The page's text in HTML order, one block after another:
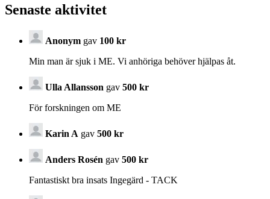
Senaste aktivitet
Anonym gav 100 kr
Min man är sjuk i ME. Vi anhöriga behöver hjälpas åt.
Ulla Allansson gav 500 kr
För forskningen om ME
Karin A gav 500 kr
Anders Rosén gav 500 kr
Fantastiskt bra insats Ingegärd - TACK